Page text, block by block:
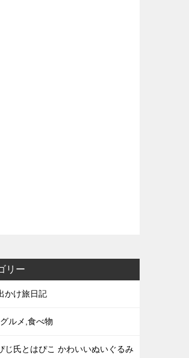
リー
かけ旅日記
グルメ,食べ物
じ氏とはぴこ かわいいぬいぐるみ